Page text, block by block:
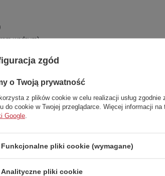
wodnym)
zgód
o Twoją prywatność
z plików cookie w celu realizacji usług zgodnie
do cookie w Twojej przeglądarce. Więcej informacji
Google
Funkcjonalne pliki cookie (wymagane)
Analityczne pliki cookie